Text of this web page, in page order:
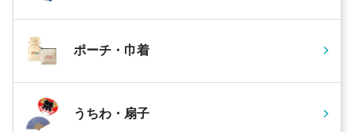
ポーチ・巾着
うちわ・扇子